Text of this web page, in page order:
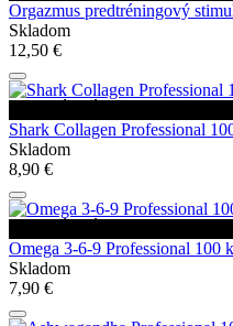
Orgazmus predtréningový
Skladom
12,50 €
Shark Collagen Professional
Skladom
8,90 €
Omega 3-6-9 Professional 100
Skladom
7,90 €